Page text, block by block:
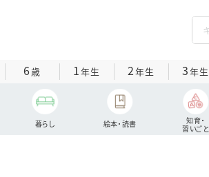
6歳 1年生 2年生 3年生
暮らし 絵本・読書
知育・
習いごと